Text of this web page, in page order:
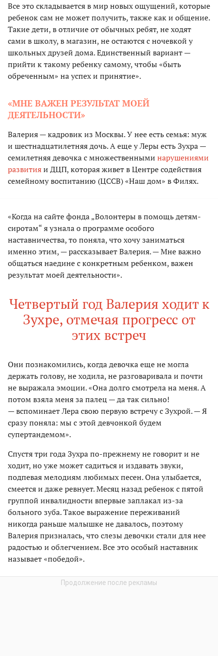
Все это складывается в мир новых ощущений, которые
ребенок сам не может получить, также как и общение.
Такие дети, в отличие от обычных ребят, не ходят
сами в школу, в магазин, не остаются с ночевкой у
школьных друзей дома. Единственный вариант —
прийти к такому ребенку самому, чтобы «быть
обреченным» на успех и принятие».
«МНЕ ВАЖЕН РЕЗУЛЬТАТ МОЕЙ
ДЕЯТЕЛЬНОСТИ»
Валерия — кадровик из Москвы. У нее есть семья: муж
и шестнадцатилетняя дочь. А еще у Леры есть Зухра —
семилетняя девочка с множественными нарушениями
развитияи ДЦП, которая живет в Центре содействия
семейному воспитанию (ЦССВ) «Наш дом» в Филях.
«Когда на сайте фонда „Волонтеры в помощь детям-
сиротам“ я узнала о программе особого
наставничества, то поняла, что хочу заниматься
именно этим, — рассказывает Валерия. — Мне важно
общаться наедине с конкретным ребенком, важен
результат моей деятельности».
Четвертый год Валерия ходит к
Зухре, отмечая прогресс от
этих встреч
Они познакомились, когда девочка еще не могла
держать голову, не ходила, не разговаривала и почти
не выражала эмоции. «Она долго смотрела на меня. А
потом взяла меня за палец — да так сильно!
— вспоминает Лера свою первую встречу с Зухрой. — Я
сразу поняла: мы с этой девчонкой будем
супертандемом».
Спустя три года Зухра по-прежнему не говорит и не
ходит, но уже может садиться и издавать звуки,
подпевая мелодиям любимых песен. Она улыбается,
смеется и даже ревнует. Месяц назад ребенок с пятой
группой инвалидности впервые заплакал из-за
больного зуба. Такое выражение переживаний
никогда раньше малышке не давалось, поэтому
Валерия призналась, что слезы девочки стали для нее
радостью и облегчением. Все это особый наставник
называет «победой».